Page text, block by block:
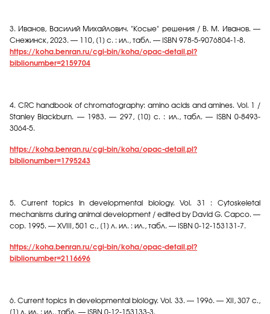
3. Иванов, Василий Михайлович. "Косые" решения / В. М. Иванов. —
Снежинск, 2023. — 110, [1] с. : ил., табл. — ISBN 978-5-9076804-1-8.
https://koha.benran.ru/cgi-bin/koha/opac-detail.pl?
biblionumber=2159704
4. CRC handbook of chromatography: amino acids and amines. Vol. 1 /
Stanley Blackburn. — 1983. — 297, [10]с. : ил.,табл. — ISBN 0-8493-
3064-5.
https://koha.benran.ru/cgi-bin/koha/opac-detail.pl?
biblionumber=1795243
5. Current topics in developmental biology. Vol. 31 : Cytoskeletal
mechanisms during animal development / edited by David G. Capco. —
cop. 1995. — XVIII, 501 c., [1] л. ил. : ил., табл. — ISBN 0-12-153131-7.
https://koha.benran.ru/cgi-bin/koha/opac-detail.pl?
biblionumber=2116696
6.Current topics in developmental biology.Vol. 33. — 1996. — XII, 307 с.,
[1] л. ил. : ил., табл. — ISBN 0-12-153133-3.